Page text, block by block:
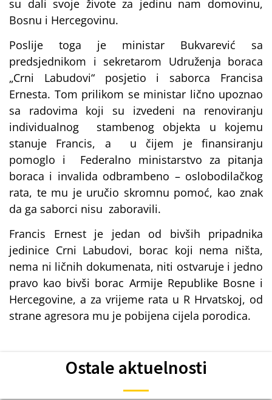
su dali svoje živote za jedinu nam domovinu,
Bosnu i Hercegovinu.
Poslije toga je ministar Bukvarević sa
predsjednikom i sekretarom Udruženja boraca
„Crni Labudovi“ posjetio i saborca Francisa
Ernesta. Tom prilikom se ministar lično upoznao
sa radovima koji su izvedeni na renoviranju
individualnog stambenog objekta u kojemu
stanuje Francis, a u čijem je finansiranju
pomoglo i Federalno ministarstvo za pitanja
boraca i invalida odbrambeno – oslobodilačkog
rata, te mu je uručio skromnu pomoć, kao znak
da ga saborci nisu zaboravili.
Francis Ernest je jedan od bivših pripadnika
jedinice Crni Labudovi, borac koji nema ništa,
nema ni ličnih dokumenata, niti ostvaruje i jedno
pravo kao bivši borac Armije Republike Bosne i
Hercegovine, a za vrijeme rata u R Hrvatskoj, od
strane agresora mu je pobijena cijela porodica.
Ostale aktuelnosti